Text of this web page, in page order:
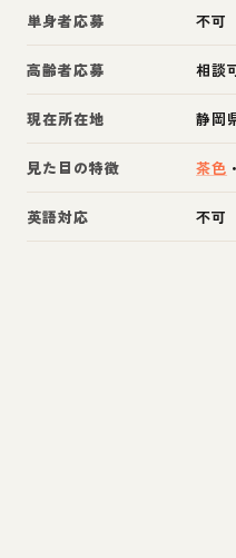
単身者応募 不可
高齢者応募 相談
現在所在地 静岡
見た目の特徴 茶色
英語対応 不可